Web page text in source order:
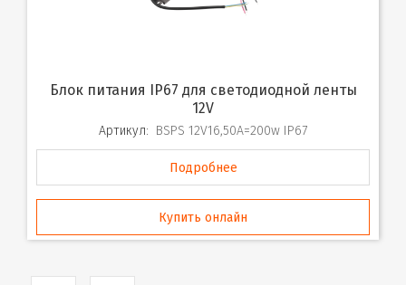
Блок питания IP67 для светодиодной ленты
12V
Артикул: BSPS 12V16,50A=200w IP67
Подробнее
Купить онлайн